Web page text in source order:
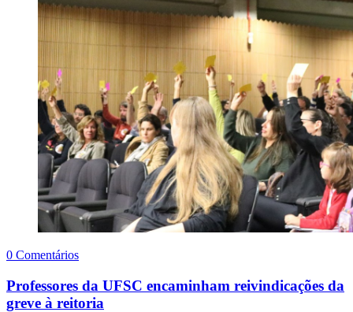
0 Comentários
Professores da UFSC encaminham reivindicações da
greve à reitoria